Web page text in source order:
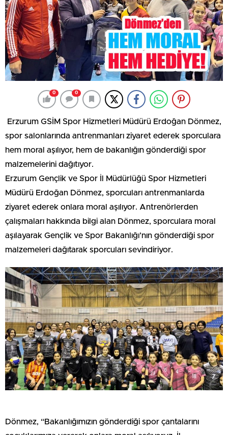
0 0
Erzurum GSİM Spor Hizmetleri Müdürü Erdoğan Dönmez,
spor salonlarında antrenmanları ziyaret ederek sporculara
hem moral aşılıyor, hem de bakanlığın gönderdiği spor
malzemelerini dağıtıyor.
Erzurum Gençlik ve Spor İl Müdürlüğü Spor Hizmetleri
Müdürü Erdoğan Dönmez, sporcuları antrenmanlarda
ziyaret ederek onlara moral aşılıyor. Antrenörlerden
çalışmaları hakkında bilgi alan Dönmez, sporculara moral
aşılayarak Gençlik ve Spor Bakanlığı’nın gönderdiği spor
malzemeleri dağıtarak sporcuları sevindiriyor.
Dönmez, “Bakanlığımızın gönderdiği spor çantalarını